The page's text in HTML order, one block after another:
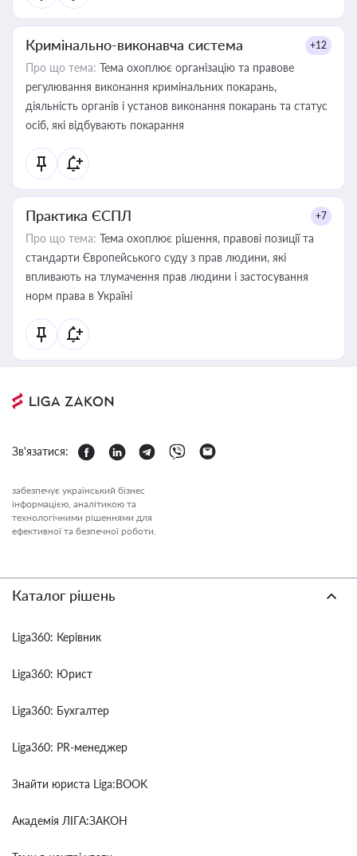
Кримінально-виконавча система +12
Про що тема: Тема охоплює організацію та правове
регулювання виконання кримінальних покарань,
діяльність органів і установ виконання покарань та статус
осіб, які відбувають покарання
Практика ЄСПЛ +7
Про що тема: Тема охоплює рішення, правові позиції та
стандарти Європейського суду з прав людини, які
впливають на тлумачення прав людини і застосування
норм права в Україні
Зв'язатися:
забезпечує український бізнес
інформацією, аналітикою та
технологічними рішеннями для
ефективної та безпечної роботи.
Каталог рішень
Liga360: Керівник
Liga360: Юрист
Liga360: Бухгалтер
Liga360: PR-менеджер
Знайти юриста Liga:BOOK
Академія ЛІГА:ЗАКОН